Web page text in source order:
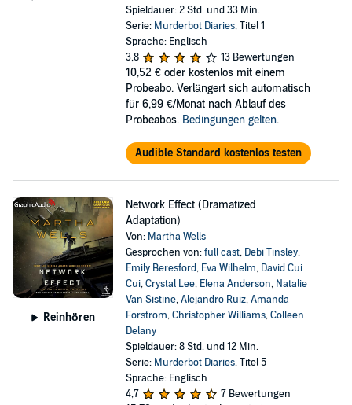
Spieldauer: 2 Std. und 33 Min.
Serie: Murderbot Diaries, Titel 1
Sprache: Englisch
3,8
13 Bewertungen
10,52 € oder kostenlos mit einem
Probeabo. Verlängert sich automatisch
für 6,99 €/Monat nach Ablauf des
Probeabos. Bedingungen gelten.
Audible Standard kostenlos testen
Reinhören
Network Effect (Dramatized
Adaptation)
Von: Martha Wells
Gesprochen von:full cast, Debi Tinsley,
Emily Beresford, Eva Wilhelm, David Cui
Cui,Crystal Lee, Elena Anderson, Natalie
Van Sistine,Alejandro Ruiz,Amanda
Forstrom,Christopher Williams,Colleen
Delany
Spieldauer: 8 Std. und 12 Min.
Serie: Murderbot Diaries, Titel 5
Sprache: Englisch
4,7
7 Bewertungen